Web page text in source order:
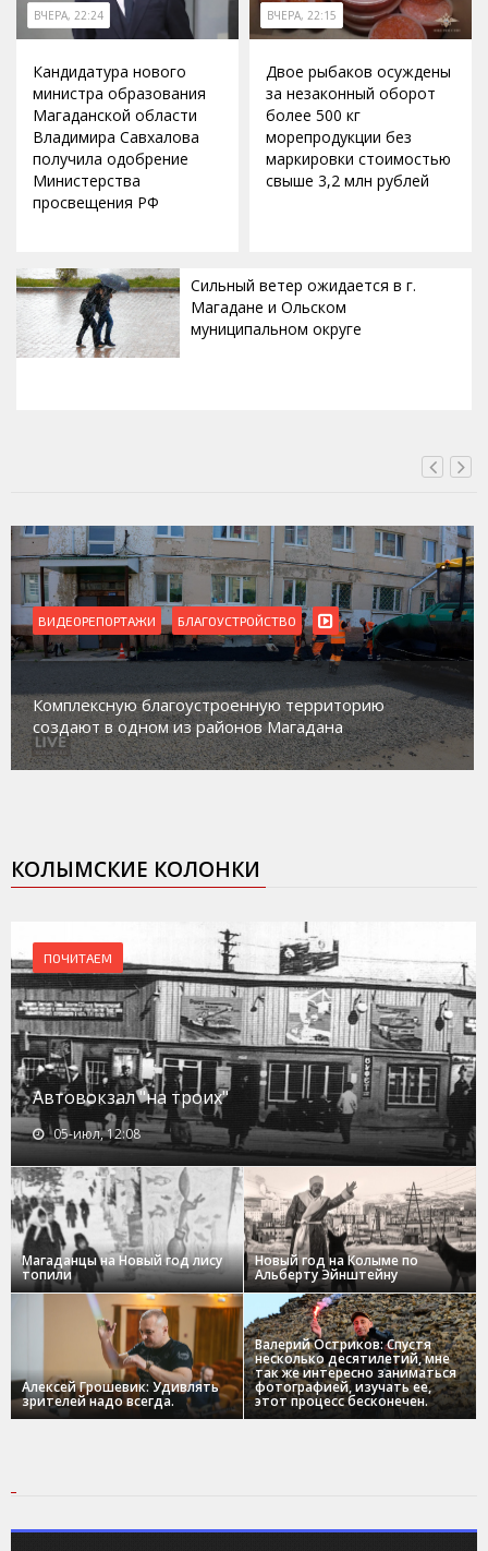
ВЧЕРА, 22:24
Кандидатура нового
министра образования
Магаданской области
Владимира Савхалова
получила одобрение
Министерства
просвещения РФ
ВЧЕРА, 22:15
Двое рыбаков осуждены
за незаконный оборот
более 500 кг
морепродукции без
маркировки стоимостью
свыше 3,2 млн рублей
Сильный ветер ожидается в г.
Магадане и Ольском
муниципальном округе
ВИДЕОРЕПОРТАЖИ
Магадан присоединился к пилотному
работе с несовершеннолетними из
социального риска «Переправа»
КОЛЫМСКИЕ КОЛОНКИ
ПОЧИТАЕМ
Автовокзал "на троих"
05-июл, 12:08
Магаданцы на Новый год лису
топили
Новый год на Колыме по
Альберту Эйнштейну
Алексей Грошевик: Удивлять
зрителей надо всегда.
Валерий Остриков: Спустя
несколько десятилетий, мне
так же интересно заниматься
фотографией, изучать ее,
этот процесс бесконечен.